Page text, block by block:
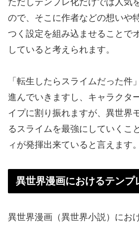
ので、そこに作者などの想いや
つく設定を組み込ませることで
していると考えられます。
「転生したらスライムだった件
進んでいきますし、キャラクタ
イプに割り振れますが、異世界
るスライムを最強にしていくこ
ィが発揮出来ていると言えます。
異世界漫画におけるテンプ
異世界漫画（異世界小説）にお